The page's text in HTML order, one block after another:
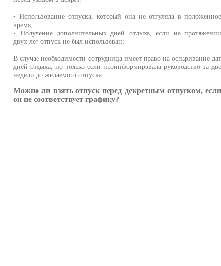
• Использование отпуска, который она не отгуляла в положенное
время;
• Получение дополнительных дней отдыха, если на протяжении
двух лет отпуск не был использован;
В случае необходимости сотрудница имеет право на оспаривание дат
дней отдыха, но только если проинформировала руководство за две
недели до желаемого отпуска.
Можно ли взять отпуск перед декретным отпуском, если
он не соответствует графику?